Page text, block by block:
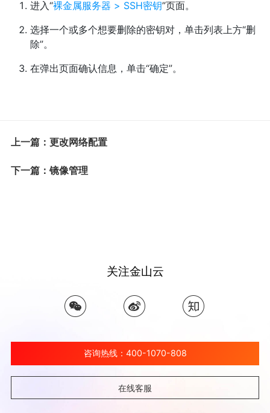
进入“裸金属服务器 > SSH密钥”页面。
选择一个或多个想要删除的密钥对，单击列表上方“删
除”。
在弹出页面确认信息，单击“确定”。
上一篇：更改网络配置
下一篇：镜像管理
关注金山云
咨询热线：400-1070-808
在线客服